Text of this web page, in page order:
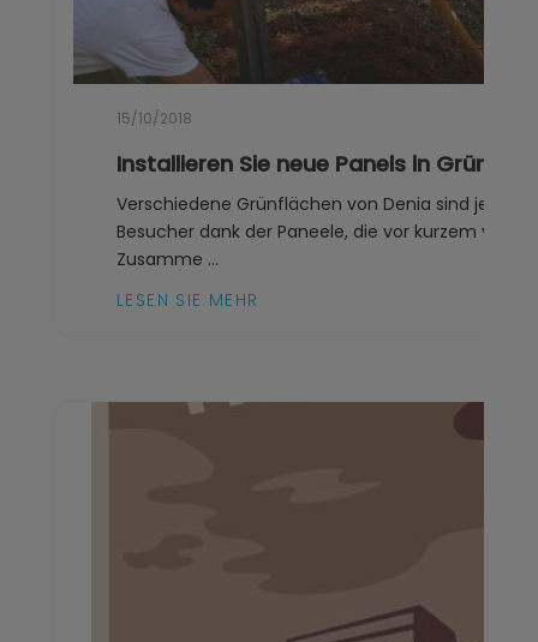
15/10/2018
Installieren Sie neue Panels in
Verschiedene Grünflächen von Denia sind jetzt
Besucher dank der Paneele, die vor kurzem von
Zusamme ...
LESEN SIE MEHR